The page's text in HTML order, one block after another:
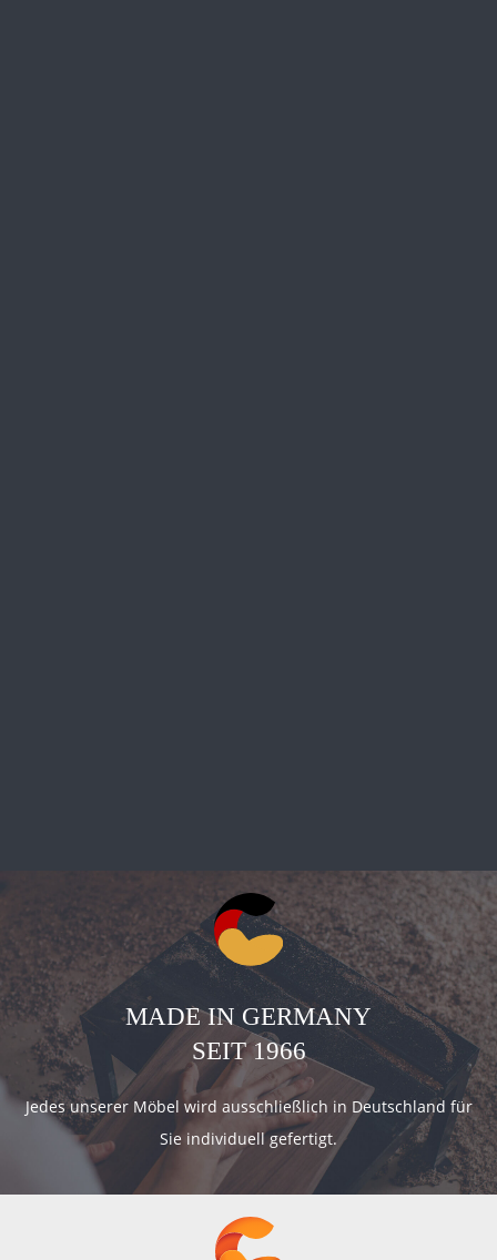
MADE IN GERMANY
SEIT 1966
Jedes unserer Möbel wird ausschließlich in Deutschland für
Sie individuell gefertigt.